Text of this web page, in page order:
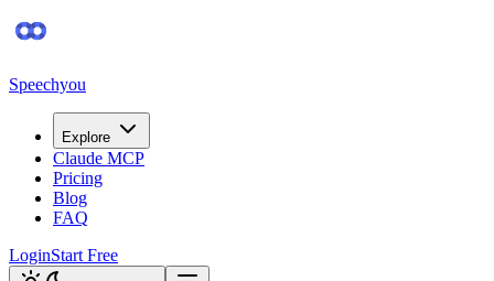
Speechyou
Explore
Claude MCP
Pricing
Blog
FAQ
LoginStart Free